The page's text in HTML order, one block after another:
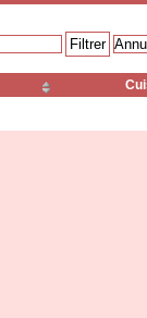
Kokumi